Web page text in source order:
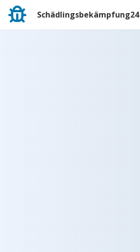
Schädlingsbekämpfung24